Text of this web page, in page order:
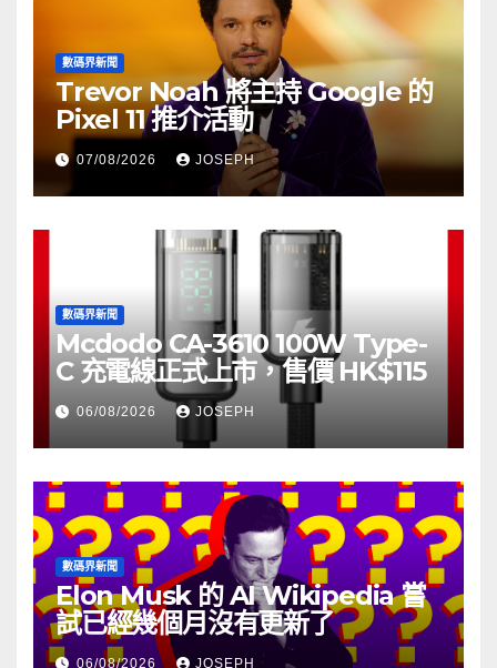
數碼界新聞
Trevor Noah 將主持 Google 的
Pixel 11 推介活動
07/08/2026 JOSEPH
數碼界新聞
Mcdodo CA-3610 100W Type-
C 充電線正式上市，售價 HK$115
06/08/2026 JOSEPH
數碼界新聞
Elon Musk 的 AI Wikipedia 嘗
試已經幾個月沒有更新了
06/08/2026 JOSEPH